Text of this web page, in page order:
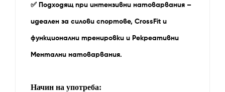
✅ Подходящ при интензивни натоварвания –
идеален за силови спортове, CrossFit и
функционални тренировки и Рекреативни
Ментални натоварвания.
Начин на употреба: